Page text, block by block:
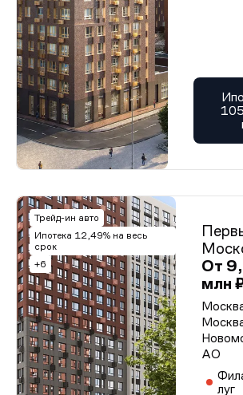
Трейд-ин авто
Ипотека 12,49% на весь
срок
+6
От
млн
АО
луг